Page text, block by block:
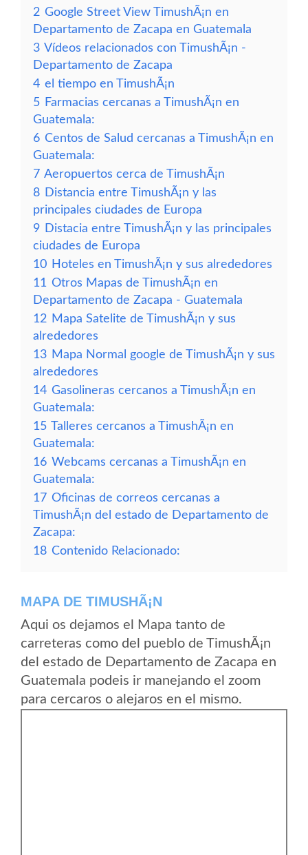
2 Google Street View TimushÃ¡n en
Departamento de Zacapa en Guatemala
3 Vídeos relacionados con TimushÃ¡n -
Departamento de Zacapa
4 el tiempo en TimushÃ¡n
5 Farmacias cercanas a TimushÃ¡n en
Guatemala:
6 Centos de Salud cercanas a TimushÃ¡n en
Guatemala:
7 Aeropuertos cerca de TimushÃ¡n
8 Distancia entre TimushÃ¡n y las
principales ciudades de Europa
9 Distacia entre TimushÃ¡n y las principales
ciudades de Europa
10 Hoteles en TimushÃ¡n y sus alrededores
11 Otros Mapas de TimushÃ¡n en
Departamento de Zacapa - Guatemala
12 Mapa Satelite de TimushÃ¡n y sus
alrededores
13 Mapa Normal google de TimushÃ¡n y sus
alrededores
14 Gasolineras cercanos a TimushÃ¡n en
Guatemala:
15 Talleres cercanos a TimushÃ¡n en
Guatemala:
16 Webcams cercanas a TimushÃ¡n en
Guatemala:
17 Oficinas de correos cercanas a
TimushÃ¡n del estado de Departamento de
Zacapa:
18 Contenido Relacionado:
MAPA DE TIMUSHÃ¡N
Aqui os dejamos el Mapa tanto de
carreteras como del pueblo de TimushÃ¡n
del estado de Departamento de Zacapa en
Guatemala podeis ir manejando el zoom
para cercaros o alejaros en el mismo.